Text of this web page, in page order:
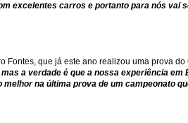
excelentes carros e portanto para nós vai
Fontes, que já este ano realizou uma prova
a verdade é que a nossa experiência
melhor na última prova de um campeonato